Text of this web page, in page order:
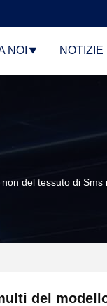
NOI NOTIZIE
del tessuto di
del